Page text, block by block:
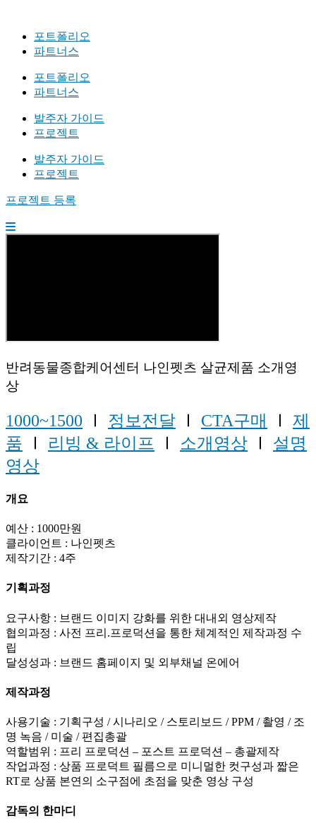
포트폴리오
파트너스
포트폴리오
파트너스
발주자 가이드
프로젝트
발주자 가이드
프로젝트
프로젝트 등록
반려동물종합케어센터 나인펫츠 살균제품 소개영
상
1000~1500 Ⅰ 정보전달 Ⅰ CTA구매 Ⅰ 제
품 Ⅰ 리빙 & 라이프 Ⅰ 소개영상 Ⅰ 설명
영상
개요
예산 : 1000만원
클라이언트 : 나인펫츠
제작기간 : 4주
기획과정
요구사항 : 브랜드 이미지 강화를 위한 대내외 영상제작
협의과정 : 사전 프리.프로덕션을 통한 체계적인 제작과정 수
립
달성성과 : 브랜드 홈페이지 및 외부채널 온에어
제작과정
사용기술 : 기획구성 / 시나리오 / 스토리보드 / PPM / 촬영 / 조
명 녹음 / 미술 / 편집총괄
역할범위 : 프리 프로덕션 – 포스트 프로덕션 – 총괄제작
작업과정 : 상품 프로덕트 필름으로 미니멀한 컷구성과 짧은
RT로 상품 본연의 소구점에 초점을 맞춘 영상 구성
감독의 한마디